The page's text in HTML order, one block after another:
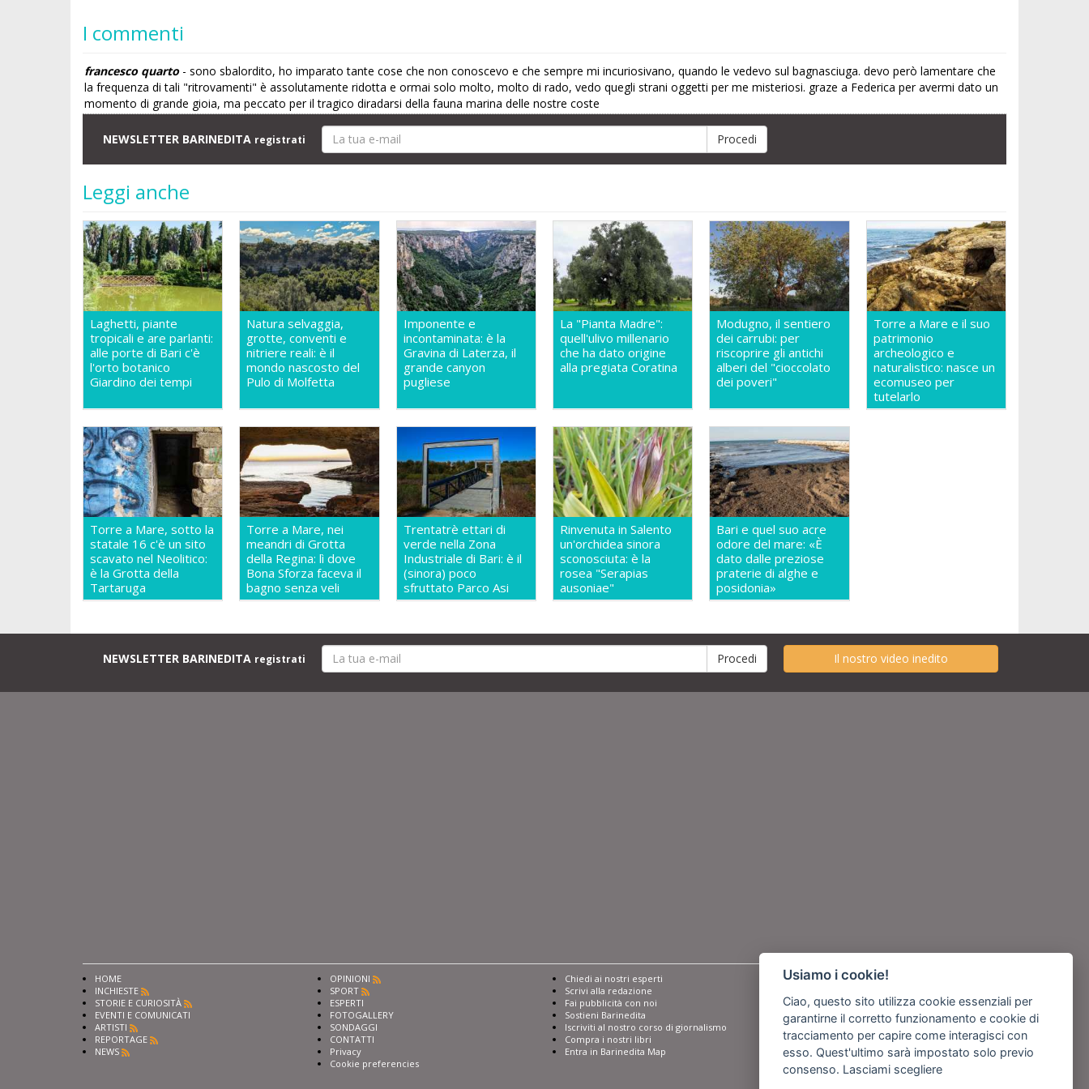
I commenti
francesco quarto- sono sbalordito, ho imparato tante cose che non conoscevo e che sempre mi incuriosivano, quando le vedevo sul bagnasciuga. devo però lamentare che
la frequenza di tali "ritrovamenti" è assolutamente ridotta e ormai solo molto, molto di rado, vedo quegli strani oggetti per me misteriosi. graze a Federica per avermi dato un
momento di grande gioia, ma peccato per il tragico diradarsi della fauna marina delle nostre coste
NEWSLETTER BARINEDITA registrati
Leggi anche
Laghetti, piante
tropicali e are parlanti:
alle porte di Bari c'è
l'orto botanico
Giardino dei tempi
Natura selvaggia,
grotte, conventi e
nitriere reali: è il
mondo nascosto del
Pulo di Molfetta
Imponente e
incontaminata: è la
Gravina di Laterza, il
grande canyon
pugliese
La "Pianta Madre":
quell'ulivo millenario
che ha dato origine
alla pregiata Coratina
Modugno, il sentiero
dei carrubi: per
riscoprire gli antichi
alberi del "cioccolato
dei poveri"
Torre a Mare e il suo
patrimonio
archeologico e
naturalistico: nasce un
ecomuseo per
tutelarlo
Torre a Mare, sotto la
statale 16 c'è un sito
scavato nel Neolitico:
è la Grotta della
Tartaruga
Torre a Mare, nei
meandri di Grotta
della Regina: lì dove
Bona Sforza faceva il
bagno senza veli
Trentatrè ettari di
verde nella Zona
Industriale di Bari: è il
(sinora) poco
sfruttato Parco Asi
Rinvenuta in Salento
un'orchidea sinora
sconosciuta: è la
rosea "Serapias
ausoniae"
Bari e quel suo acre
odore del mare: «È
dato dalle preziose
praterie di alghe e
posidonia»
NEWSLETTER BARINEDITA registrati Il nostro video inedito
HOME
INCHIESTE
STORIE E CURIOSITÀ
EVENTI E COMUNICATI
ARTISTI
REPORTAGE
NEWS
OPINIONI
SPORT
ESPERTI
FOTOGALLERY
SONDAGGI
CONTATTI
Privacy
Cookie preferencies
Chiedi ai nostri esperti
Scrivi alla redazione
Fai pubblicità con noi
Sostieni Barinedita
Iscriviti al nostro corso di giornalismo
Compra i nostri libri
Entra in Barinedita Map
Seguici su
Usiamo i cookie!
Ciao, questo sito utilizza cookie essenziali per
garantirne il corretto funzionamento e cookie di
tracciamento per capire come interagisci con
esso. Quest'ultimo sarà impostato solo previo
consenso. Lasciami scegliere